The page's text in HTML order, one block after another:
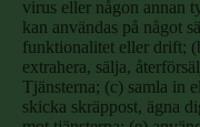
virus eller någon annan
kan användas på något
funktionalitet eller drift;
extrahera, sälja,
Tjänsterna; (c) samla in
skicka skräppost, ägna